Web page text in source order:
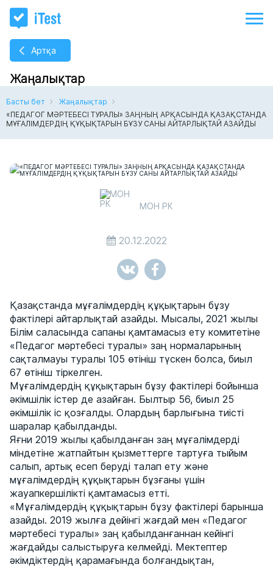
Артқа
Жаңалықтар
Басты бет
Жаңалықтар
«ПЕДАГОГ МӘРТЕБЕСІ ТУРАЛЫ» ЗАҢНЫҢ АРҚАСЫНДА ҚАЗАҚСТАНДА
МҰҒАЛІМДЕРДІҢ ҚҰҚЫҚТАРЫН БҰЗУ САНЫ АЙТАРЛЫҚТАЙ АЗАЙДЫ
МОН РК
20.12.2022
Қазақстанда мұғалімдердің құқықтарын бұзу
фактілері айтарлықтай азайды. Мысалы, 2021 жылы
Білім саласында сапаны қамтамасыз ету комитетіне
«Педагог мәртебесі туралы» заң нормаларының
сақталмауы туралы 105 өтініш түскен болса, биыл
67 өтініш тіркелген.
Мұғалімдердің құқықтарын бұзу фактілері бойынша
әкімшілік істер де азайған. Былтыр 56, биыл 25
әкімшілік іс қозғалды. Олардың барлығына тиісті
шаралар қабылданды.
Яғни 2019 жылы қабылданған заң мұғалімдерді
міндетіне жатпайтын қызметтерге тартуға тыйым
салып, артық есеп беруді талап ету және
мұғалімдердің құқықтарын бұзғаны үшін
жауапкершілікті қамтамасыз етті.
«Мұғалімдердің құқықтарын бұзу фактілері барынша
азайды. 2019 жылға дейінгі жағдай мен «Педагог
мәртебесі туралы» заң қабылданғаннан кейінгі
жағдайды салыстыруға келмейді. Мектептер
әкімдіктердің қарамағында болғандықтан,